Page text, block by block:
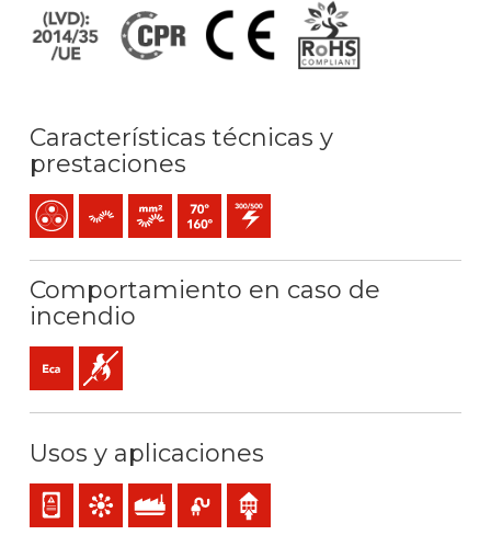
Características técnicas y
prestaciones
Multipolar Conductor flexible (clase 5) mm2
Temperatura máx. servicio: 70ºC / 160ºC
300 / 500 V C.A.
Comportamiento en caso de
incendio
Eca (reacción al fuego)
No propagador de la llama
Usos y aplicaciones
Cableado interno de cuadros o equipos
Mando y control
Uso industrialUso móvilUso interior